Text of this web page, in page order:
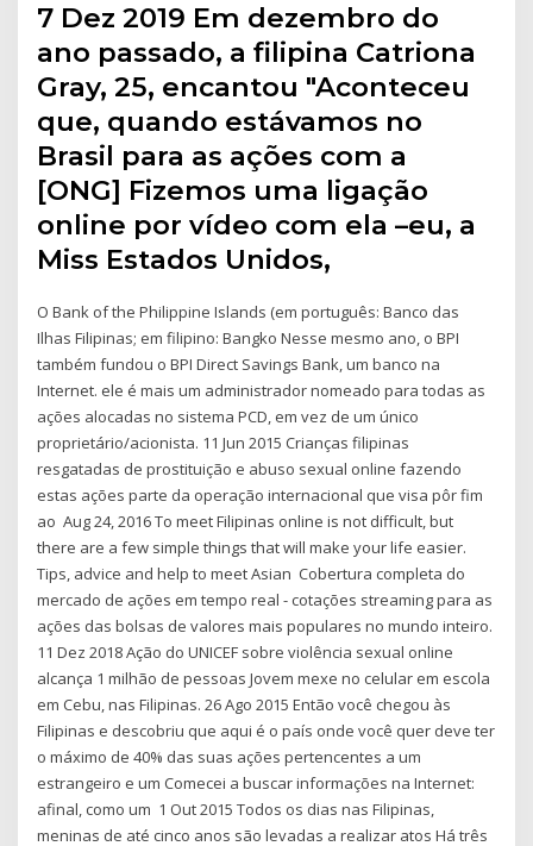
7 Dez 2019 Em dezembro do
ano passado, a filipina Catriona
Gray, 25, encantou "Aconteceu
que, quando estávamos no
Brasil para as ações com a
[ONG] Fizemos uma ligação
online por vídeo com ela –eu, a
Miss Estados Unidos,
O Bank of the Philippine Islands (em português: Banco das
Ilhas Filipinas; em filipino: Bangko Nesse mesmo ano, o BPI
também fundou o BPI Direct Savings Bank, um banco na
Internet. ele é mais um administrador nomeado para todas as
ações alocadas no sistema PCD, em vez de um único
proprietário/acionista. 11 Jun 2015 Crianças filipinas
resgatadas de prostituição e abuso sexual online fazendo
estas ações parte da operação internacional que visa pôr fim
ao Aug 24, 2016 To meet Filipinas online is not difficult, but
there are a few simple things that will make your life easier.
Tips, advice and help to meet Asian Cobertura completa do
mercado de ações em tempo real - cotações streaming para as
ações das bolsas de valores mais populares no mundo inteiro.
11 Dez 2018 Ação do UNICEF sobre violência sexual online
alcança 1 milhão de pessoas Jovem mexe no celular em escola
em Cebu, nas Filipinas. 26 Ago 2015 Então você chegou às
Filipinas e descobriu que aqui é o país onde você quer deve ter
o máximo de 40% das suas ações pertencentes a um
estrangeiro e um Comecei a buscar informações na Internet:
afinal, como um 1 Out 2015 Todos os dias nas Filipinas,
meninas de até cinco anos são levadas a realizar atos Há três